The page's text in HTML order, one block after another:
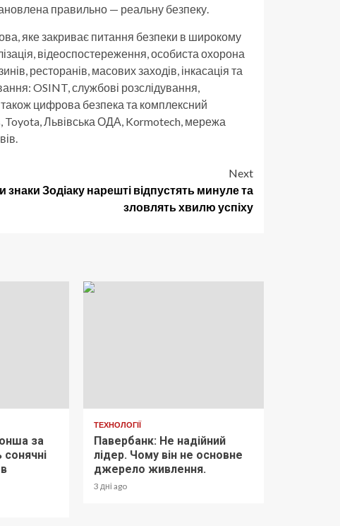
правильно — реальну безпеку.
яке закриває питання безпеки в широкому
відеоспостереження, особиста охорона
ресторанів, масових заходів, інкасація та
OSINT, службові розслідування,
цифрова безпека та комплексний
Toyota, Львівська ОДА, Kormotech, мережа
Next
знаки Зодіаку нарешті відпустять минуле та
зловлять хвилю успіху
за
сонячні
ТЕХНОЛОГІЇ
Павербанк: Не надійний
лідер. Чому він не основне
джерело живлення.
3 дні ago